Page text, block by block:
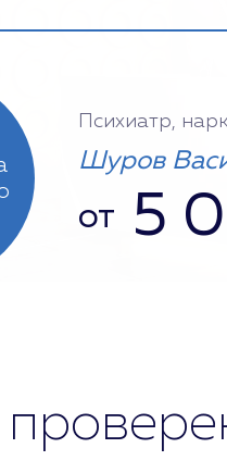
Психиатр,
Шуров
от 5